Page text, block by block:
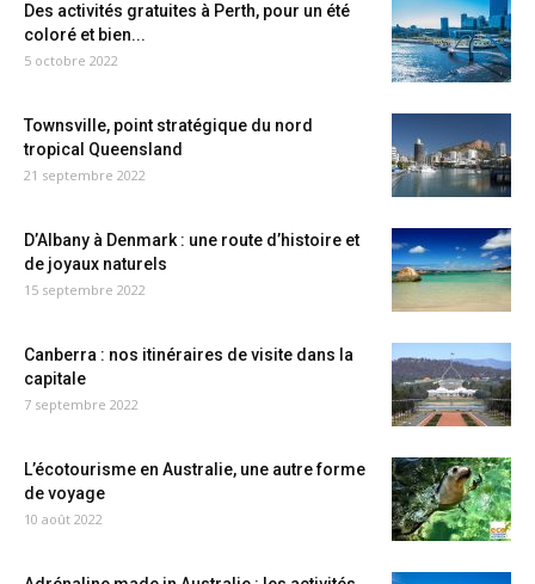
Des activités gratuites à Perth, pour un été
coloré et bien...
5 octobre 2022
Townsville, point stratégique du nord
tropical Queensland
21 septembre 2022
D’Albany à Denmark : une route d’histoire et
de joyaux naturels
15 septembre 2022
Canberra : nos itinéraires de visite dans la
capitale
7 septembre 2022
L’écotourisme en Australie, une autre forme
de voyage
10 août 2022